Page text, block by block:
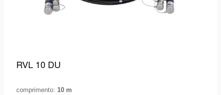
RVL 10 DU
comprimento: 10 m